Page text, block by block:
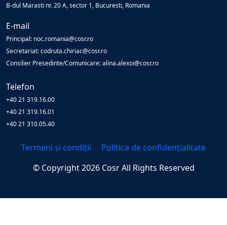
B-dul Marasti nr. 20 A, sector 1, Bucuresti, Romania
E-mail
Principal: noc.romania@cosr.ro
Secretariat: codruta.chiriac@cosr.ro
Consilier Presedinte/Comunicare: alina.alexoi@cosr.ro
Telefon
+40 21 319.16.00
+40 21 319.16.01
+40 21 310.05.40
Termeni și condiții
Politica de confidențialitate
© Copyright2026 CosrAll Rights Reserved